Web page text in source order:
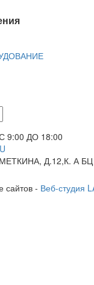
9:00 ДО 18:00
Д.12,К. А
сайтов - Веб-студия